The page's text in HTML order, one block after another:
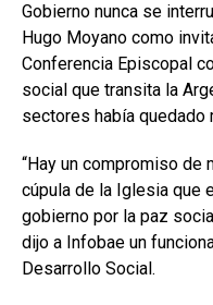
Gobierno nunca se
Hugo Moyano como
Conferencia Episcopal
social que transita la
sectores había quedado
“Hay un compromiso de
cúpula de la Iglesia que
gobierno por la paz
dijo a Infobae un
Desarrollo Social.